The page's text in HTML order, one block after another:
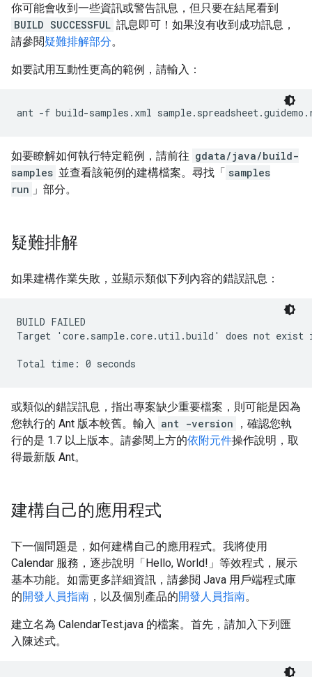
你可能會收到一些資訊或警告訊息，但只要在結尾看到
BUILD SUCCESSFUL 訊息即可！如果沒有收到成功訊息，
請參閱疑難排解部分。
如要試用互動性更高的範例，請輸入：
ant -f build-samples.xml
如要瞭解如何執行特定範例，請前往 gdata/java/build-
samples 並查看該範例的建構檔案。尋找「 samples
run 」部分。
疑難排解
如果建構作業失敗，並顯示類似下列內容的錯誤訊息：
BUILD FAILED
Target 'core.sample.core.util.build' does not
或類似的錯誤訊息，指出專案缺少重要檔案，則可能是因為
您執行的 Ant 版本較舊。輸入 ant -version
，確認您執
行的是 1.7 以上版本。請參閱上方的依附元件操作說明，取
得最新版 Ant。
建構自己的應用程式
下一個問題是，如何建構自己的應用程式。我將使用
Calendar 服務，逐步說明「Hello, World!」等效程式，展示
基本功能。如需更多詳細資訊，請參閱 Java 用戶端程式庫
的開發人員指南 ，以及個別產品的開發人員指南。
建立名為 CalendarTest.java 的檔案。首先，請加入下列匯
入陳述式。